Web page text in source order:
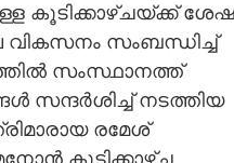
കൂടിക്കാഴ്ചയ്ക്ക്
സംബന്ധിച്ച്
സംസ്ഥാനത്ത്
സന്ദർശിച്ച് നടത്തിയ
രമേശ്
കൂടിക്കാഴ്ച